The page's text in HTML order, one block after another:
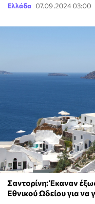
Ελλάδα 07.09.2024 03:00
Σαντορίνη: Έκαναν
Εθνικού Ωδείου για να